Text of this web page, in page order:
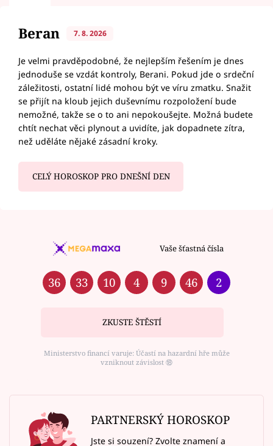
Beran 7. 8. 2026
Je velmi pravděpodobné, že nejlepším řešením je dnes
jednoduše se vzdát kontroly, Berani. Pokud jde o srdeční
záležitosti, ostatní lidé mohou být ve víru zmatku. Snažit
se přijít na kloub jejich duševnímu rozpoložení bude
nemožné, takže se o to ani nepokoušejte. Možná budete
chtít nechat věci plynout a uvidíte, jak dopadnete zítra,
než uděláte nějaké zásadní kroky.
CELÝ HOROSKOP PRO DNEŠNÍ DEN
Vaše šťastná čísla
36 33 10 4 9 46 2
ZKUSTE ŠTĚSTÍ
Ministerstvo financí varuje: Účastí na hazardní hře může
vzniknout závislost ⑱
PARTNERSKÝ HOROSKOP
Jste si souzení? Zvolte znamení a